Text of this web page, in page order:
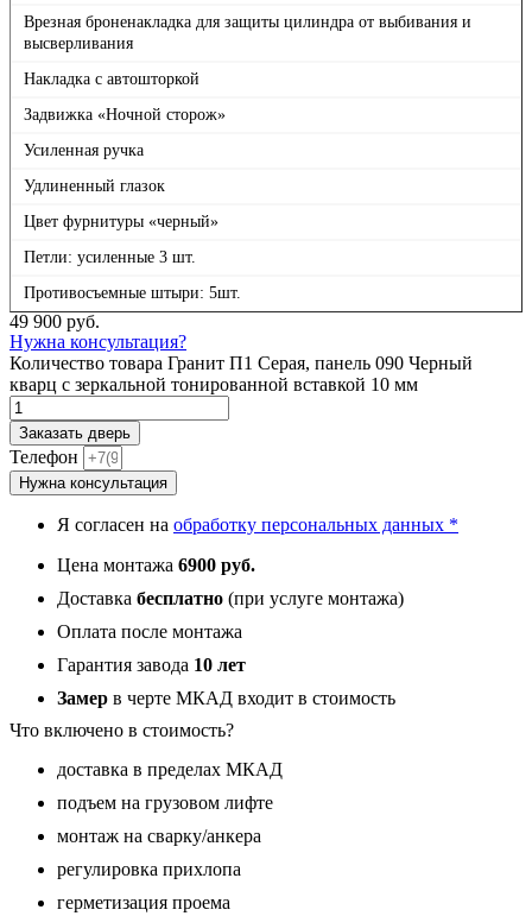
Врезная броненакладка для защиты цилиндра от выбивания и
высверливания
Накладка с автошторкой
Задвижка «Ночной сторож»
Усиленная ручка
Удлиненный глазок
Цвет фурнитуры «черный»
Петли: усиленные 3 шт.
Противосъемные штыри: 5шт.
49 900 руб.
Нужна консультация?
Количество товара Гранит П1 Серая, панель 090 Черный
кварц с зеркальной тонированной вставкой 10 мм
Заказать дверь
Телефон
Нужна консультация
Я согласен на обработку персональных данных *
Цена монтажа 6900 руб.
Доставка бесплатно (при услуге монтажа)
Оплата после монтажа
Гарантия завода 10 лет
Замер в черте МКАД входит в стоимость
Что включено в стоимость?
доставка в пределах МКАД
подъем на грузовом лифте
монтаж на сварку/анкера
регулировка прихлопа
герметизация проема